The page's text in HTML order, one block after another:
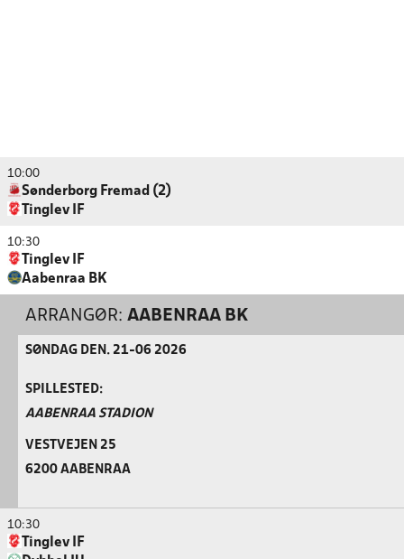
10:00
Sønderborg Fremad (2)
Tinglev IF
10:30
Tinglev IF
Aabenraa BK
ARRANGØR: AABENRAA BK
SØNDAG DEN. 21-06 2026
SPILLESTED:
AABENRAA STADION
VESTVEJEN 25
6200 AABENRAA
10:30
Tinglev IF